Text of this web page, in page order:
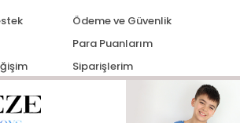
Ödeme ve Güvenlik
Para Puanlarım
Siparişlerim